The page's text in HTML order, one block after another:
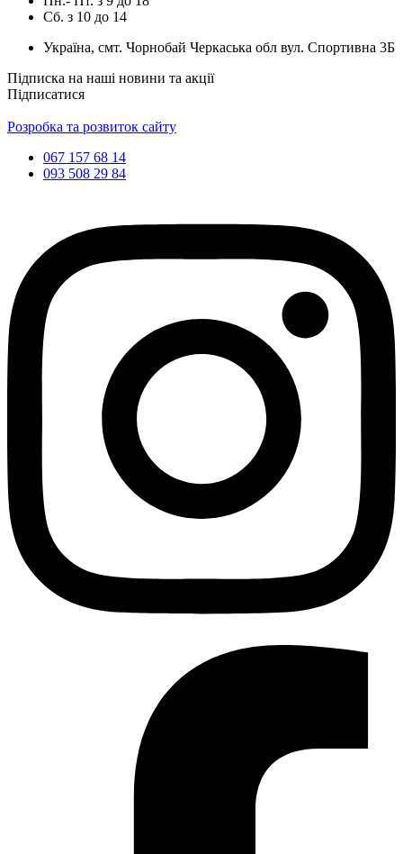
Сб. з 10 до 14
Україна, смт. Чорнобай Черкаська обл вул. Спортивна 3Б
Підписка на наші новини та акції
Підписатися
Розробка та розвиток сайту
067 157 68 14
093 508 29 84